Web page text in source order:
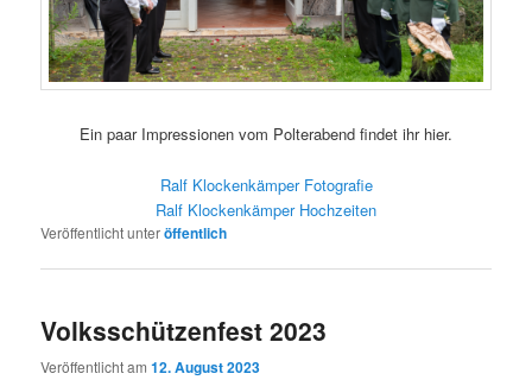
Ein paar Impressionen vom Polterabend findet ihr hier.
Ralf Klockenkämper Fotografie
Ralf Klockenkämper Hochzeiten
Veröffentlicht unteröffentlich
Volksschützenfest 2023
Veröffentlicht am12. August 2023